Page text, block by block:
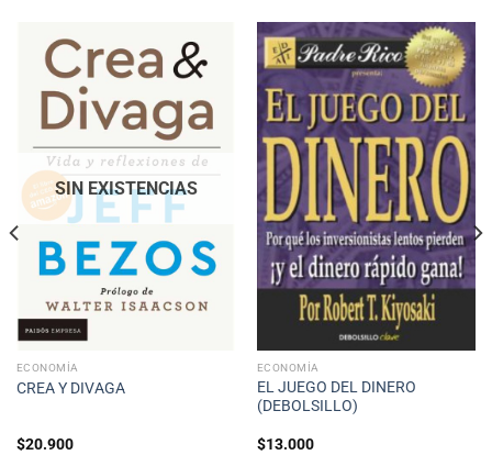
SIN EXISTENCIAS
ECONOMÍA
CREA Y DIVAGA
$20.900
ECONOMÍA
EL JUEGO DEL DINERO
(DEBOLSILLO)
$13.000